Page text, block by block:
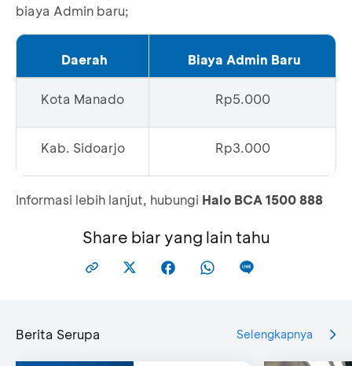
biaya Admin baru;
Daerah Biaya Admin Baru
Kota Manado Rp5.000
Kab. Sidoarjo Rp3.000
Informasi lebih lanjut, hubungi Halo BCA 1500 888
Share biar yang lain tahu
Berita Serupa Selengkapnya